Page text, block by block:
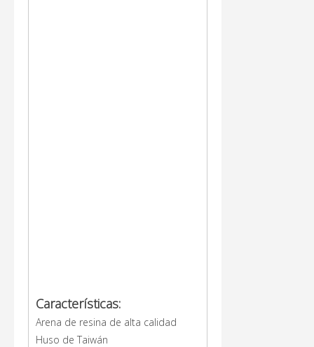
Características:
Arena de resina de alta calidad
Huso de Taiwán